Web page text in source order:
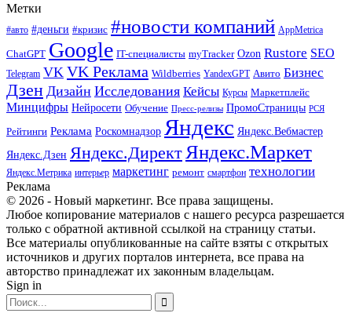
Метки
#авто #деньги #кризис #новости компаний AppMetrica
ChatGPT Google IT-специалисты myTracker Ozon Rustore SEO
Telegram VK VK Реклама Wildberries YandexGPT Авито Бизнес
Дзен Дизайн Исследования Кейсы Курсы Маркетплейс
Минцифры Нейросети Обучение Пресс-релизы ПромоСтраницы РСЯ
Рейтинги Реклама Роскомнадзор Яндекс Яндекс.Вебмастер
Яндекс.Дзен Яндекс.ДиректЯндекс.Маркет
Яндекс.Метрика интерьер маркетинг ремонт смартфон технологии
Реклама
© 2026 - Новый маркетинг. Все права защищены.
Любое копирование материалов с нашего ресурса разрешается
только с обратной активной ссылкой на страницу статьи.
Все материалы опубликованные на сайте взяты с открытых
источников и других порталов интернета, все права на
авторство принадлежат их законным владельцам.
Sign in